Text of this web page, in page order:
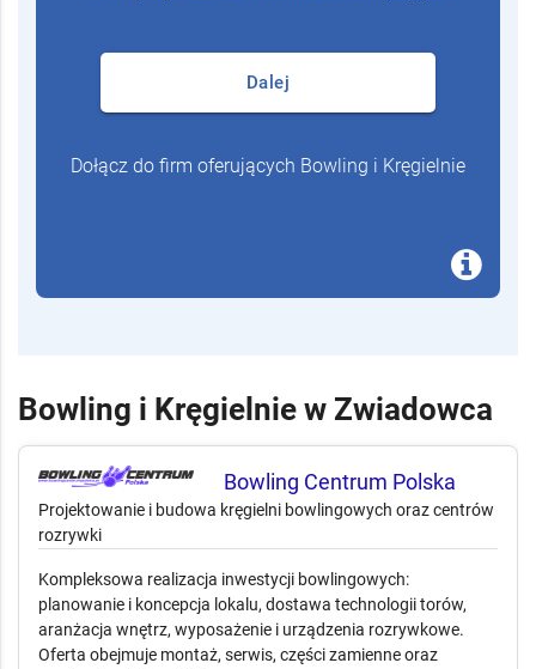
Dalej
Dołącz do firm oferujących Bowling i Kręgielnie
Bowling i Kręgielnie w Zwiadowca
Bowling Centrum Polska
Projektowanie i budowa kręgielni bowlingowych oraz centrów
rozrywki
Kompleksowa realizacja inwestycji bowlingowych:
planowanie i koncepcja lokalu, dostawa technologii torów,
aranżacja wnętrz, wyposażenie i urządzenia rozrywkowe.
Oferta obejmuje montaż, serwis, części zamienne oraz